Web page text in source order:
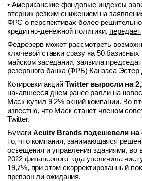
• Американские фондовые индексы
вторник резким снижением на
ФРС о перспективах более
кредитно-денежной политики, передает
Федрезерв может рассмотреть
ключевой ставки сразу на 50 базисных
майском заседании, заявила
резервного банка (ФРБ) Канзаса
Котировки акций Twitter выросли на
начавшееся днем ранее ралли на
Маск купил 9,2% акций компании. Во
известно, что Маск станет членом
Twitter.
Бумаги Acuity Brands подешевели на
то, что компания, занимающаяся
освещения и управления зданиями, во
2022 финансового года увеличила
19,7%, при этом скорректированный
превзошли ожидания.